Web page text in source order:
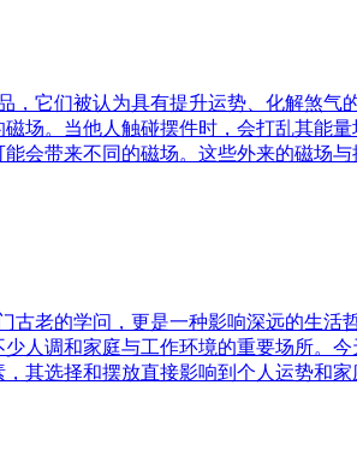
它们被认为具有提升运势、化解煞
场。当他人触碰摆件时，会打乱其能
会带来不同的磁场。这些外来的磁场
老的学问，更是一种影响深远的生
人调和家庭与工作环境的重要场所。
其选择和摆放直接影响到个人运势和